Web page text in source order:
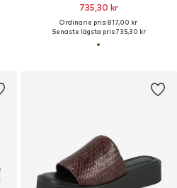
735,30 kr
Ordinarie pris: 817,00 kr
Senaste lägsta pris:735,30 kr